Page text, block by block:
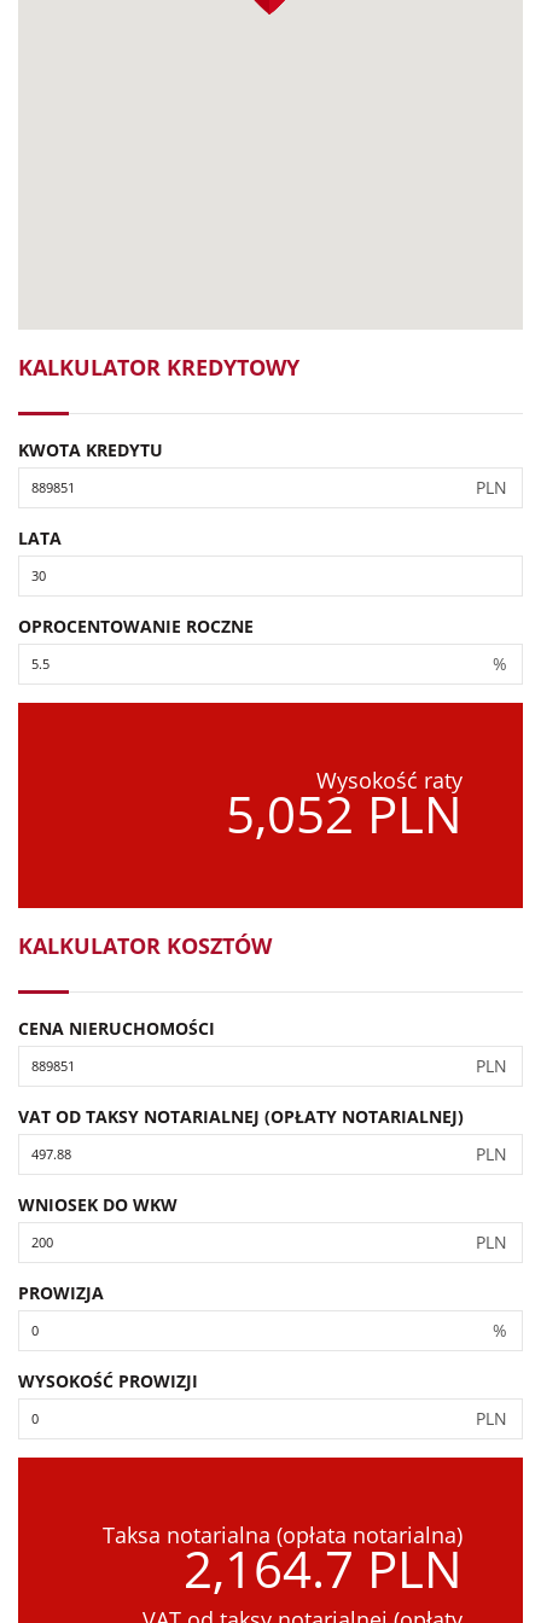
KALKULATOR KREDYTOWY
KWOTA KREDYTU
PLN
LATA
OPROCENTOWANIE ROCZNE
%
Wysokość raty
5,052 PLN
KALKULATOR KOSZTÓW
CENA NIERUCHOMOŚCI
PLN
VAT OD TAKSY NOTARIALNEJ (OPŁATY NOTARIALNEJ)
PLN
WNIOSEK DO WKW
PLN
PROWIZJA
%
WYSOKOŚĆ PROWIZJI
PLN
Taksa notarialna (opłata notarialna)
2,164.7 PLN